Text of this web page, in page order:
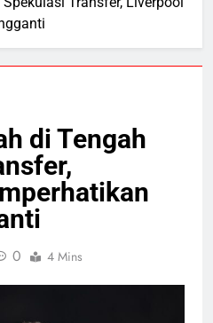
di Tengah
0 4 Mins